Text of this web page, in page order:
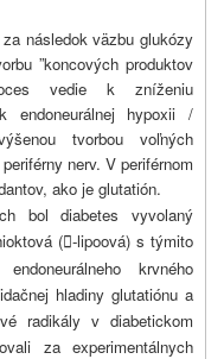
následok väzbu glukózy
”koncových produktov
vedie k zníženiu
endoneurálnej hypoxii /
tvorbou voľných
nerv. V periférnom
ako je glutatión.
bol diabetes vyvolaný
(-lipoová) s týmito
krvného
hladiny glutatiónu a
radikály v diabetickom
za experimentálnych